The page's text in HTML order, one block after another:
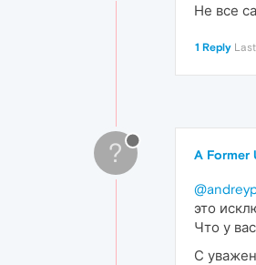
Не все
1 Reply
? A Former
это
Что у
С